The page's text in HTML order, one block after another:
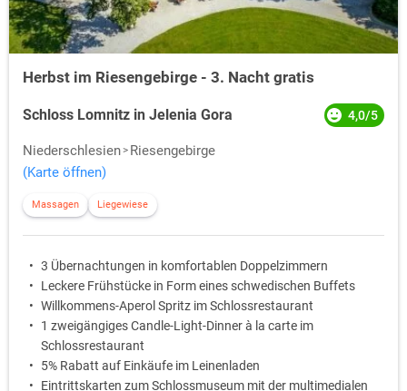
Herbst im Riesengebirge - 3. Nacht gratis
Schloss Lomnitz in Jelenia Gora 4,0/5
Niederschlesien
Riesengebirge
(Karte öffnen)
Massagen Liegewiese
3 Übernachtungen in komfortablen Doppelzimmern
Leckere Frühstücke in Form eines schwedischen Buffets
Willkommens-Aperol Spritz im Schlossrestaurant
1 zweigängiges Candle-Light-Dinner à la carte im
Schlossrestaurant
5% Rabatt auf Einkäufe im Leinenladen
Eintrittskarten zum Schlossmuseum mit der multimedialen